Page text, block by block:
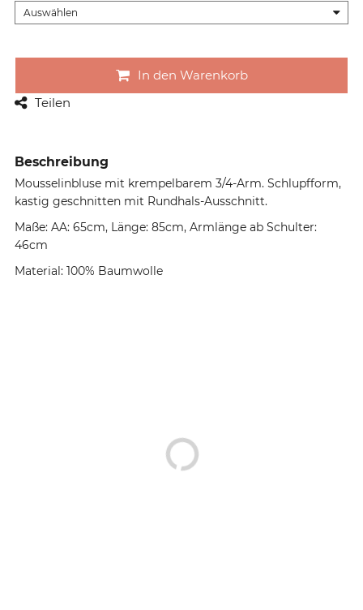
In den Warenkorb
Teilen
Beschreibung
Mousselinbluse mit krempelbarem 3/4-Arm. Schlupfform,
kastig geschnitten mit Rundhals-Ausschnitt.
Maße: AA: 65cm, Länge: 85cm, Armlänge ab Schulter:
46cm
Material: 100% Baumwolle